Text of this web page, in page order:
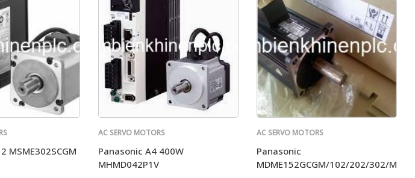
MSME302SCGM
AC SERVO MOTORS
Panasonic A4 400W
MHMD042P1V
AC SERVO MOTORS
Panasonic
MDME152GCGM/102/202/302/